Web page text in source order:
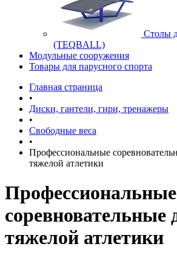
Cтолы
(TEQBALL)
Модульные сооружения
Товары для парусного спорта
Главная страница
•
Диски, гантели, гири, тренажеры
•
Свободные веса
•
Профессиональные
тяжелой атлетики
Профессиональные
соревновательные
тяжелой атлетики